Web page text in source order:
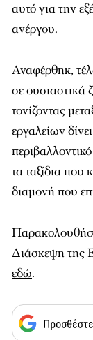
αυτό για την
ανέργου.
Αναφέρθηκ,
σε ουσιαστικά
τονίζοντας
εργαλείων
τα ταξίδια
διαμονή που
Διάσκεψη της
εδώ.